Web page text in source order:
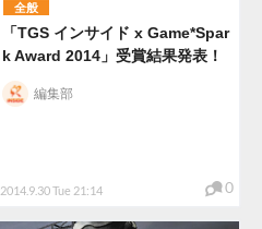
全般
「TGS インサイド x Game*Spar
k Award 2014」受賞結果発表！
2014.9.30 Tue 21:14
編集部
0